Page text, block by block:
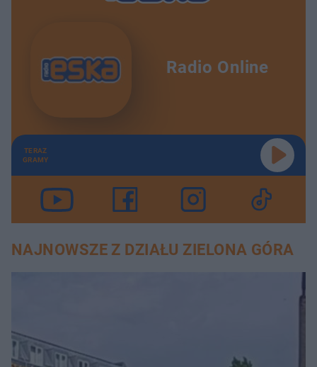
Radio Online
TERAZ
GRAMY
NAJNOWSZE Z DZIAŁU ZIELONA GÓRA